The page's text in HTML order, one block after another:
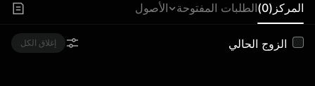
المركز(0) الطلبات المفتوحة الأصول
الزوج الحالي إغلاق الكل